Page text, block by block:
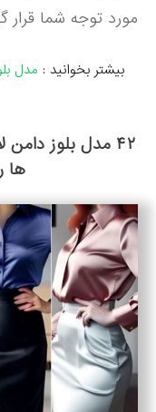
مورد توجه شما قرار
بیشتر بخوانید : مدل
۴۲ مدل بلوز
ها